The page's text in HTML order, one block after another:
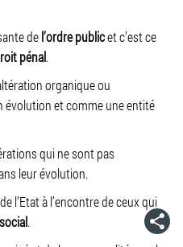
del’ordre publicet c’est ce
pénal.
organique ou
et comme une entité
qui ne sont pas
leur évolution.
l’Etat à l’encontre de ceux qui
.